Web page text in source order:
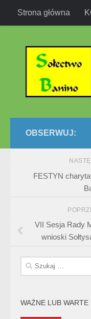
Przejdź do treści
Strona główna
OBSERWUJ:
FESTYN
VII Sesja Rady
wnioski
Szukaj:
WAŻNE LUB WARTE